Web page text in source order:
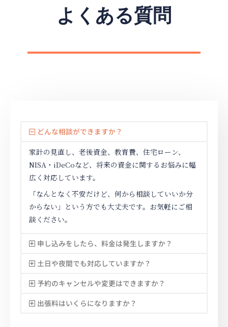
よくある質問
どんな相談ができますか？
家計の見直し、老後資金、教育費、住宅ローン、
NISA・iDeCoなど、将来の資金に関するお悩みに幅
広く対応しています。
「なんとなく不安だけど、何から相談していいか分
からない」という方でも大丈夫です。お気軽にご相
談ください。
申し込みをしたら、料金は発生しますか？
土日や夜間でも対応していますか？
予約のキャンセルや変更はできますか？
出張料はいくらになりますか？